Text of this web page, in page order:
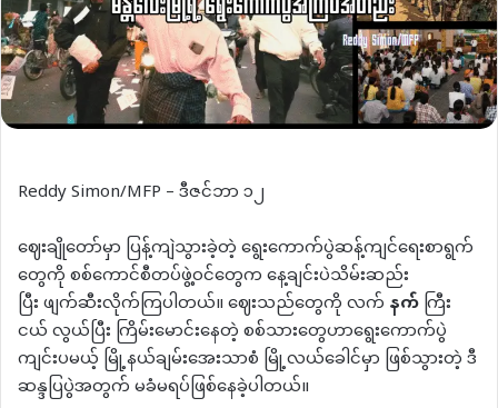
Reddy Simon/MFP – ဒီဇင်ဘာ ၁၂
ဈေးချိုတော်မှာ ပြန့်ကျဲသွားခဲ့တဲ့ ရွေးကောက်ပွဲဆန့်ကျင်ရေးစာရွက်
တွေကို စစ်ကောင်စီတပ်ဖွဲ့ဝင်တွေက နေ့ချင်းပဲသိမ်းဆည်း
ပြီး ဖျက်ဆီးလိုက်ကြပါတယ်။ ဈေးသည်တွေကို လက်နက်ကြီး
ငယ် လွယ်ပြီး ကြိမ်းမောင်းနေတဲ့ စစ်သားတွေဟာရွေးကောက်ပွဲ
ကျင်းပမယ့် မြို့နယ်ချမ်းအေးသာစံ မြို့လယ်ခေါင်မှာ ဖြစ်သွားတဲ့ ဒီ
ဆန္ဒပြပွဲအတွက် မခံမရပ်ဖြစ်နေခဲ့ပါတယ်။